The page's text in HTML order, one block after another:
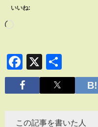
いいね:
Facebook
X
有
この記事を書いた人